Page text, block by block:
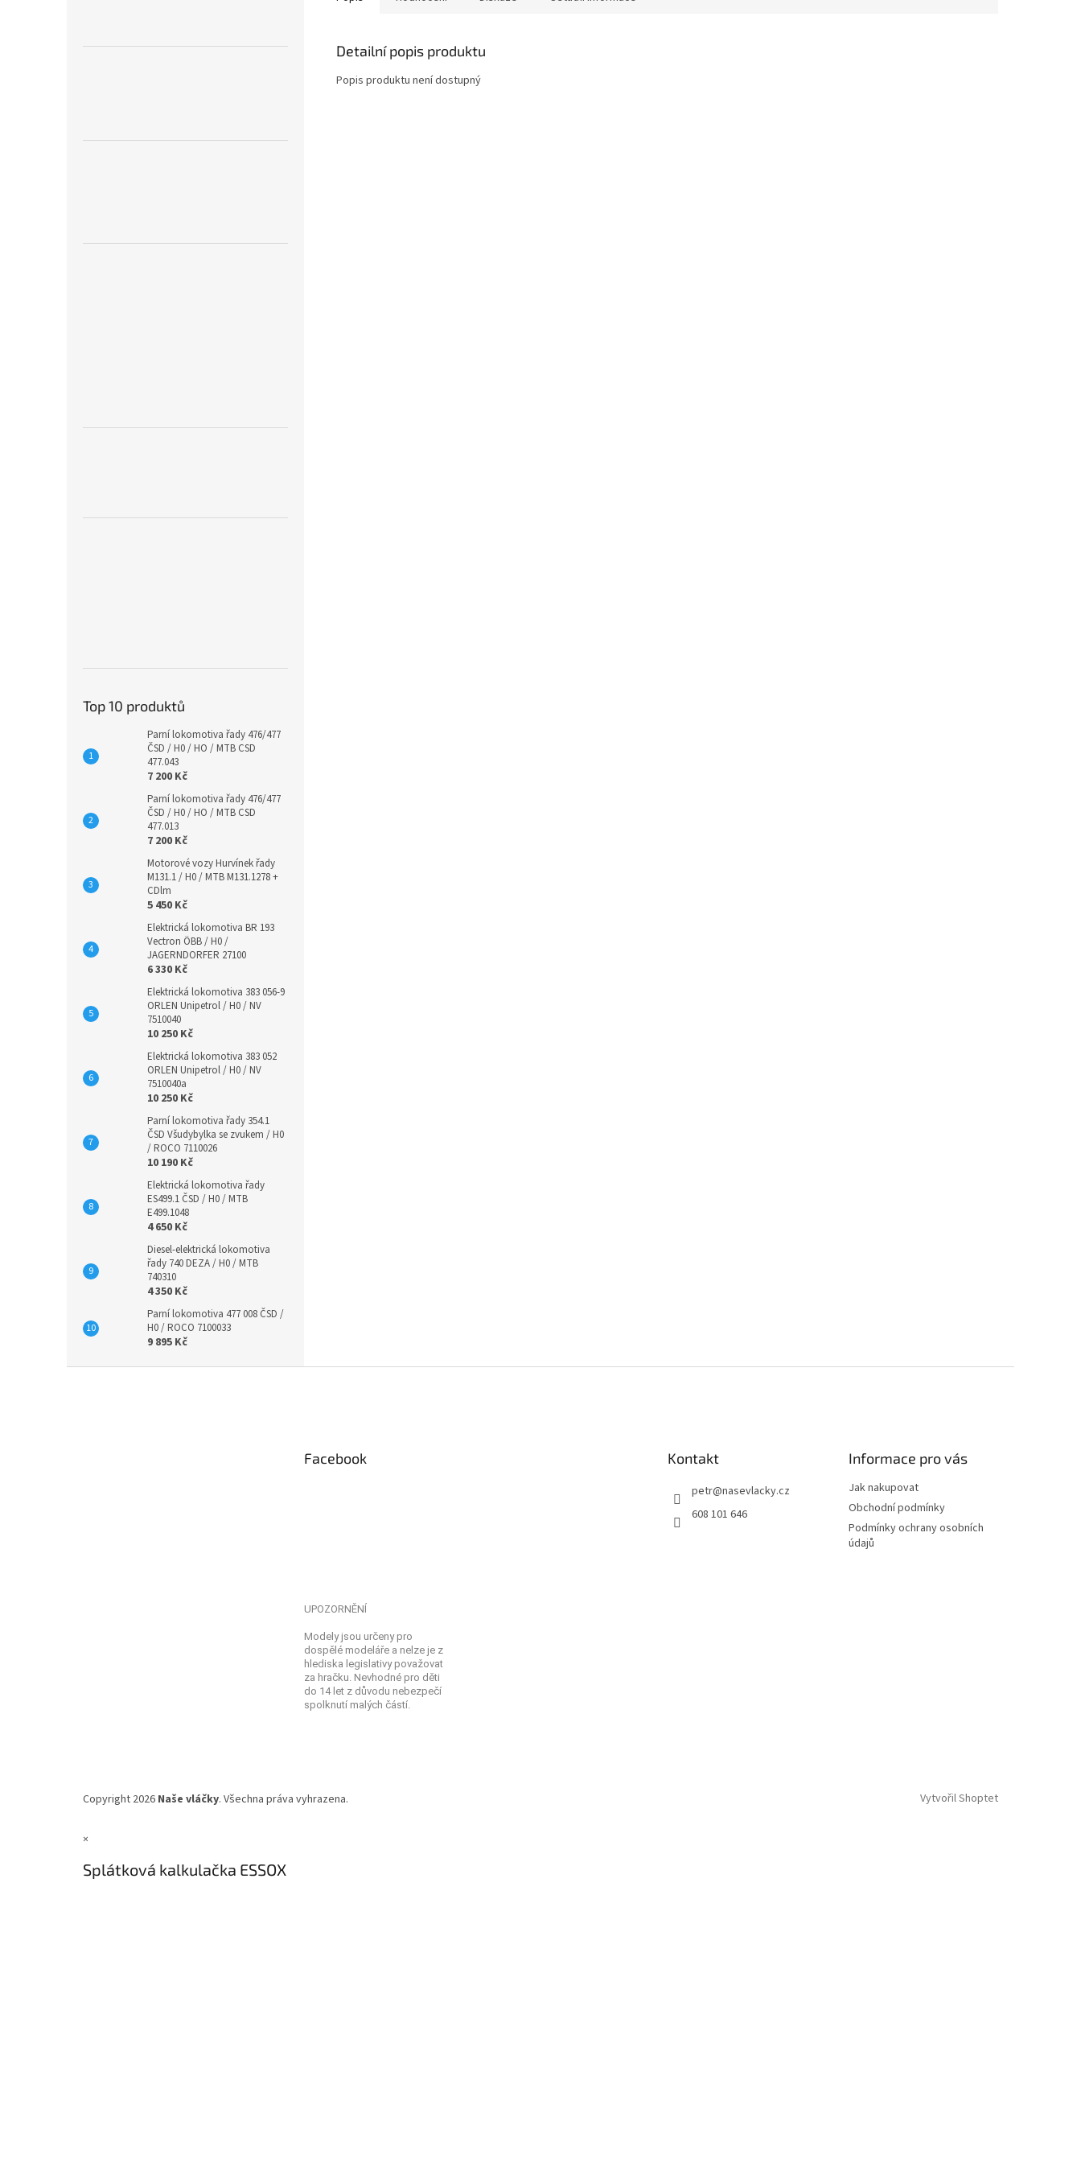
Top 10 produktů
Parní lokomotiva řady 476/477
ČSD / H0 / HO / MTB CSD
477.043
7 200 Kč
Parní lokomotiva řady 476/477
ČSD / H0 / HO / MTB CSD
477.013
7 200 Kč
Motorové vozy Hurvínek řady
M131.1 / H0 / MTB M131.1278 +
CDlm
5 450 Kč
Elektrická lokomotiva BR 193
Vectron ÖBB / H0 /
JAGERNDORFER 27100
6 330 Kč
Elektrická lokomotiva 383 056-9
ORLEN Unipetrol / H0 / NV
7510040
10 250 Kč
Elektrická lokomotiva 383 052
ORLEN Unipetrol / H0 / NV
7510040a
10 250 Kč
Parní lokomotiva řady 354.1
ČSD Všudybylka se zvukem / H0
/ ROCO 7110026
10 190 Kč
Elektrická lokomotiva řady
ES499.1 ČSD / H0 / MTB
E499.1048
4 650 Kč
Diesel-elektrická lokomotiva
řady 740 DEZA / H0 / MTB
740310
4 350 Kč
Parní lokomotiva 477 008 ČSD /
H0 / ROCO 7100033
9 895 Kč
Detailní popis produktu
Popis produktu není dostupný
Facebook Kontakt
petr@nasevlacky.cz
608 101 646
Informace pro vás
Jak nakupovat
Obchodní podmínky
Podmínky ochrany osobních
údajů
UPOZORNĚNÍ
Modely jsou určeny pro
dospělé modeláře a nelze je z
hlediska legislativy považovat
za hračku. Nevhodné pro děti
do 14 let z důvodu nebezpečí
spolknutí malých částí.
Vytvořil Shoptet
Copyright 2026 Naše vláčky. Všechna práva vyhrazena.
×
Splátková kalkulačka ESSOX